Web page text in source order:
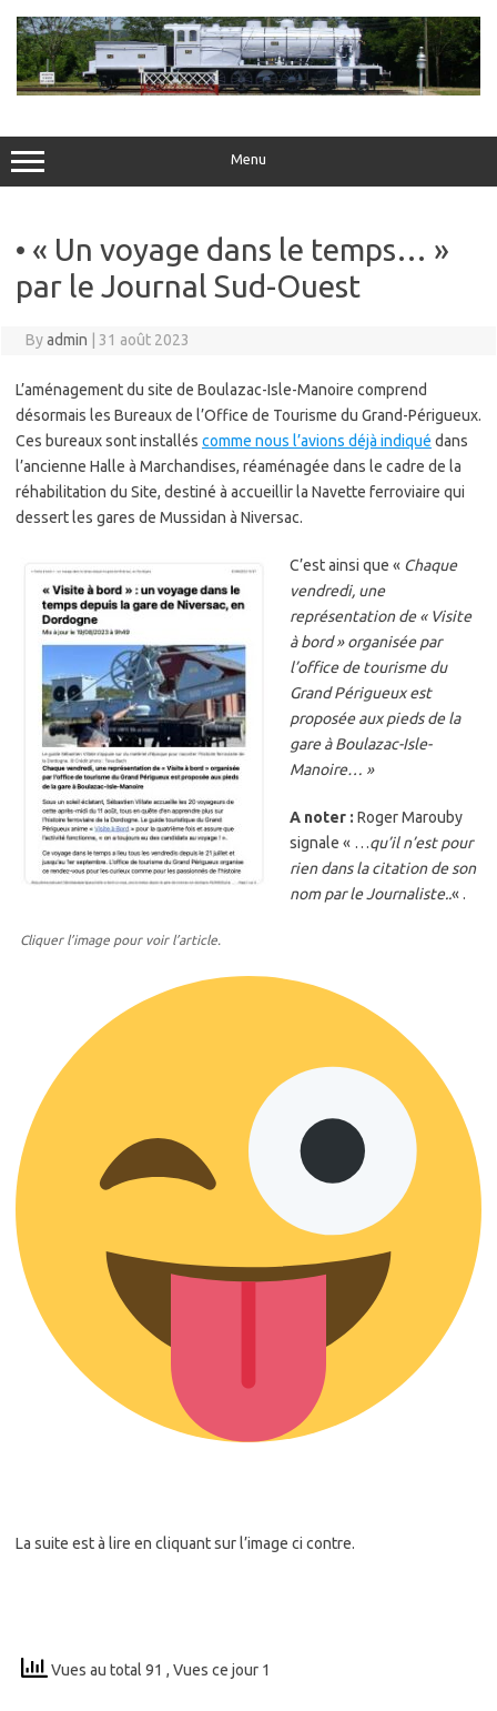
content
Menu
• « Un voyage dans le temps… »
par le Journal Sud-Ouest
Byadmin 31 août 2023
L’aménagement du site de Boulazac-Isle-Manoire comprend
désormais les Bureaux de l’Office de Tourisme du Grand-Périgueux.
Ces bureaux sont installés comme nous l’avions déjà indiqué dans
l’ancienne Halle à Marchandises, réaménagée dans le cadre de la
réhabilitation du Site, destiné à accueillir la Navette ferroviaire qui
dessert les gares de Mussidan à Niversac.
Cliquer l’image pour voir l’article.
C’est ainsi que « Chaque
vendredi, une
représentation de « Visite
à bord » organisée par
l’office de tourisme du
Grand Périgueux est
proposée aux pieds de la
gare à Boulazac-Isle-
Manoire… »
A noter : Roger Marouby
signale « …qu’il n’est pour
rien dans la citation de son
nom par le Journaliste..« .
La suite est à lire en cliquant sur l’image ci contre.
Vues au total 91 , Vues ce jour 1